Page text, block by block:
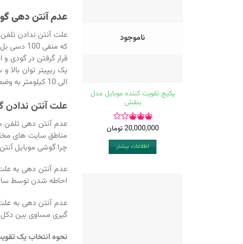
ناموجود
پکیج تقویت کننده موبایل مدل
بنفش
امتیاز
3.00
از 5
20,000,000تومان
اطلاعات بیشتر
عدم آنتن دهی
علت آنتن ندادن
که منفی
قرار گرفتن در گودی
الی 10 کیلومتر به وضعیت ایدا آل رسانید
علت آنتن
عدم آنتن دهی تلفن
مناطق سایت های
چرا گوشی موبایل
عدم آنتن دهی به
احاطه شدن توسط
عدم آنتن دهی به
گیری مساوی بین
نحوه انتخاب یک